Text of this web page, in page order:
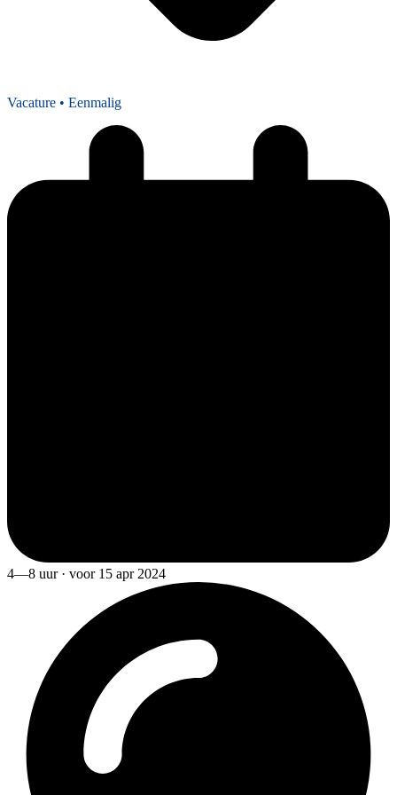
Vacature • Eenmalig
4—8 uur · voor 15 apr 2024